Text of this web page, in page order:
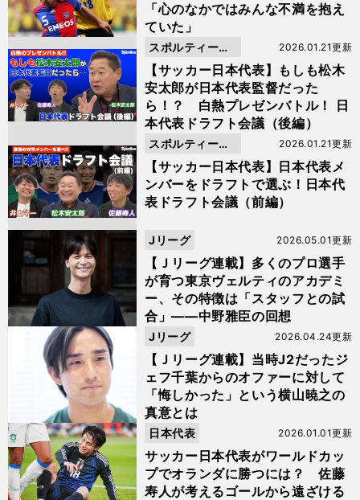
「心のなかではみんな不満を抱え
ていた」
【サッカー日本代表】もしも松木
安太郎が日本代表監督だった
ら！？ 白熱プレゼンバトル！ 日
本代表ドラフト会議（後編）
2026.01.21更新
スポルティーバ
動画
【サッカー日本代表】日本代表メ
ンバーをドラフトで選ぶ！日本代
表ドラフト会議（前編）
2026.01.21更新
スポルティーバ
動画
【Ｊリーグ連載】多くのプロ選手
が育つ東京ヴェルティのアカデミ
ー、その特徴は「スタッフとの試
合」――中野雅臣の回想
2026.05.01更新
Jリーグ
【Ｊリーグ連載】当時J2だったジ
ェフ千葉からのオファーに対して
「悔しかった」という横山暁之の
真意とは
2026.04.24更新
Jリーグ
サッカー日本代表がワールドカッ
プでオランダに勝つには？ 佐藤
寿人が考えるゴールから遠ざける
2026.01.01更新
日本代表